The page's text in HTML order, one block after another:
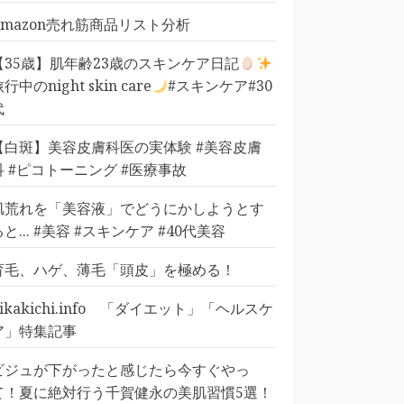
売れ筋商品リスト分析
35歳】肌年齢23歳のスキンケア日記
行中のnight skin care
#スキンケア#30
白斑】美容皮膚科医の実体験 #美容皮膚
#ピコトーニング #医療事故
荒れを「美容液」でどうにかしようとす
と... #美容 #スキンケア #40代美容
毛、ハゲ、薄毛「頭皮」を極める！
「ダイエット」「ヘルスケ
」特集記事
ジュが下がったと感じたら今すぐやっ
！夏に絶対行う千賀健永の美肌習慣5選！